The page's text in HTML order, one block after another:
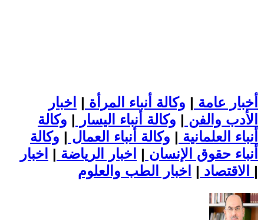
أخبار عامة | وكالة أنباء المرأة | اخبار
الأدب والفن | وكالة أنباء اليسار | وكالة
أنباء العلمانية | وكالة أنباء العمال | وكالة
أنباء حقوق الإنسان | اخبار الرياضة | اخبار
الاقتصاد | |